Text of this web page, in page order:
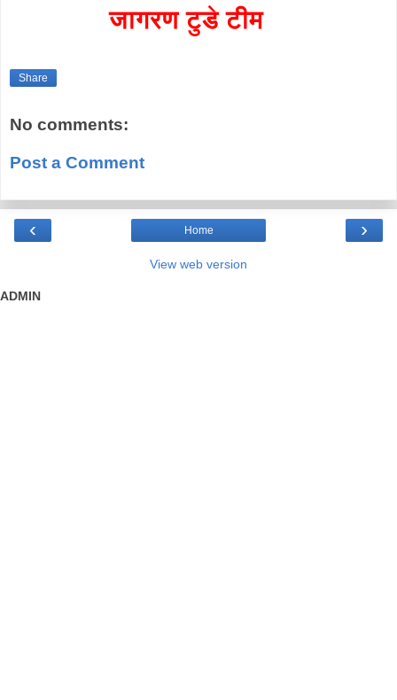
जागरण टुडे टीम
Share
No comments:
Post a Comment
‹ ›
Home
View web version
ADMIN